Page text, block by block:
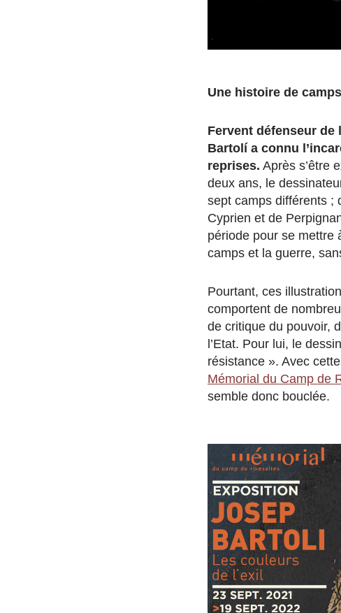
Une histoire de
Fervent défenseur de
Bartolí a connu
reprises. Après s’être
deux ans, le
sept camps différents ;
Cyprien et de
période pour se mettre
camps et la guerre,
Pourtant, ces
comportent de
de critique du pouvoir,
l’Etat. Pour lui, le
résistance ». Avec
Mémorial du Camp de
semble donc bouclée.